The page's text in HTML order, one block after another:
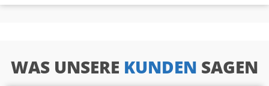
WAS UNSERE KUNDEN SAGEN